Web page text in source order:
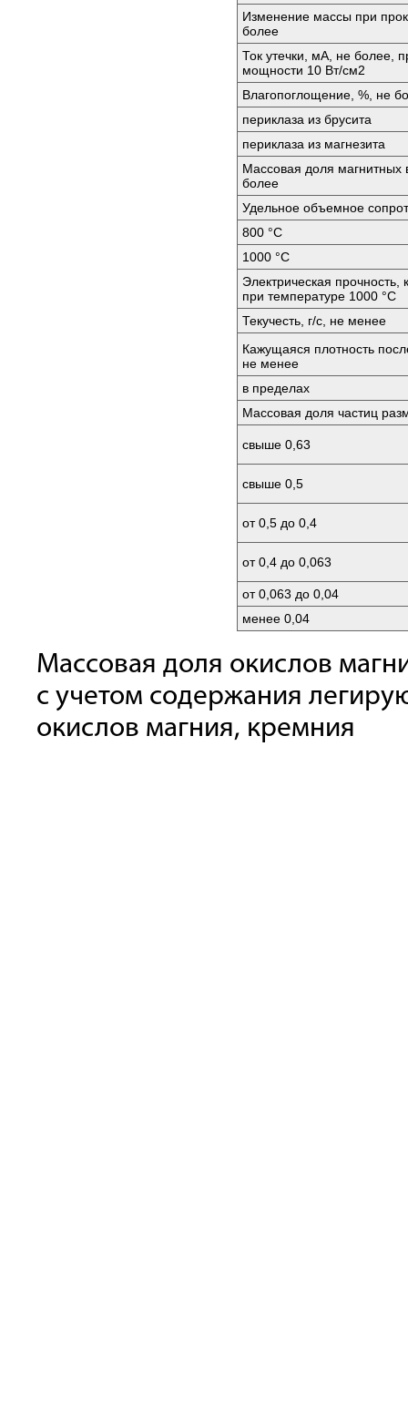
Изменение массы при
более
Ток утечки, мА, не более,
мощности 10 Вт/см2
Влагопоглощение, %, не
периклаза из брусита
периклаза из магнезита
Массовая доля магнитных
более
Удельное объемное
800 °C
1000 °C
Электрическая
при температуре 1000 °C
Текучесть, г/с, не менее
Кажущаяся плотность
не менее
в пределах
Массовая доля частиц
свыше 0,63
свыше 0,5
от 0,5 до 0,4
от 0,4 до 0,063
от 0,063 до 0,04
менее 0,04
Массовая доля окислов
с учетом содержания
окислов магния, кремния